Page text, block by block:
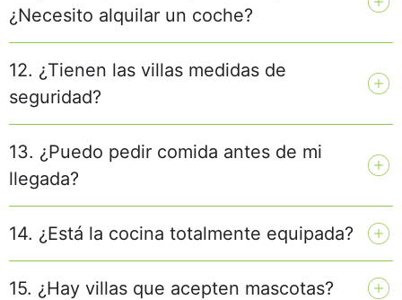
¿Necesito alquilar un coche?
12. ¿Tienen las villas medidas de
seguridad?
13. ¿Puedo pedir comida antes de mi
llegada?
14. ¿Está la cocina totalmente equipada?
15. ¿Hay villas que acepten mascotas?